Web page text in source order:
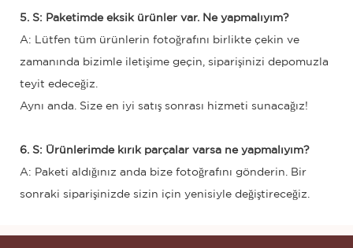
5. S: Paketimde eksik ürünler var. Ne yapmalıyım?
A: Lütfen tüm ürünlerin fotoğrafını birlikte çekin ve
zamanında bizimle iletişime geçin, siparişinizi depomuzla
teyit edeceğiz.
Aynı anda. Size en iyi satış sonrası hizmeti sunacağız!
6. S: Ürünlerimde kırık parçalar varsa ne yapmalıyım?
A: Paketi aldığınız anda bize fotoğrafını gönderin. Bir
sonraki siparişinizde sizin için yenisiyle değiştireceğiz.